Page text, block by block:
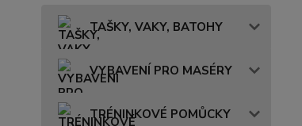
TAŠKY, VAKY, BATOHY
VYBAVENÍ PRO MASÉRY
TRÉNINKOVÉ POMŮCKY